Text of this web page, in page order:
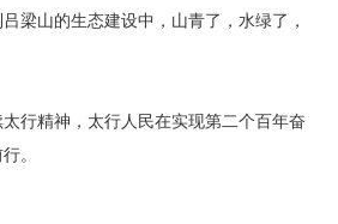
梁山的生态建设中，山青了，水绿了，
精神，太行人民在实现第二个百年奋
。